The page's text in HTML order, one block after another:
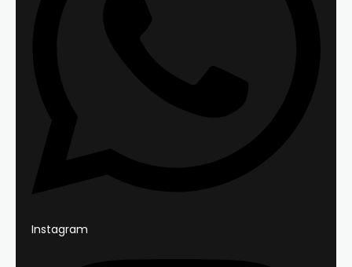
Instagram